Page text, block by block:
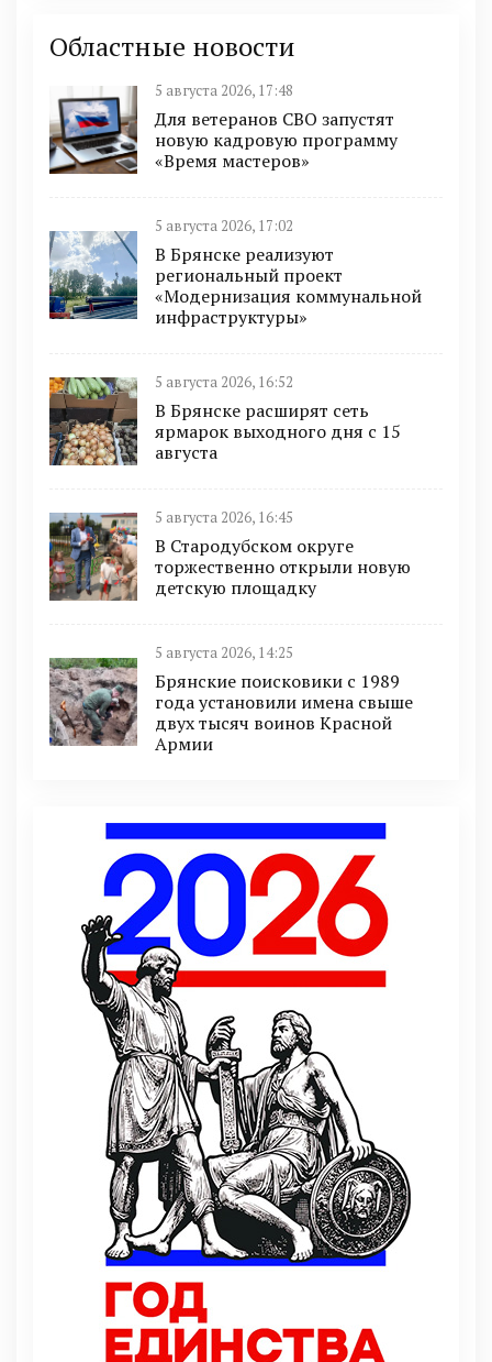
Областные новости
5 августа 2026, 17:48
Для ветеранов СВО запустят
новую кадровую программу
«Время мастеров»
5 августа 2026, 17:02
В Брянске реализуют
региональный проект
«Модернизация коммунальной
инфраструктуры»
5 августа 2026, 16:52
В Брянске расширят сеть
ярмарок выходного дня с 15
августа
5 августа 2026, 16:45
В Стародубском округе
торжественно открыли новую
детскую площадку
5 августа 2026, 14:25
Брянские поисковики с 1989
года установили имена свыше
двух тысяч воинов Красной
Армии